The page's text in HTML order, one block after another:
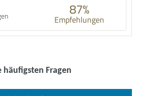
87%
Empfehlungen
häufigsten Fragen